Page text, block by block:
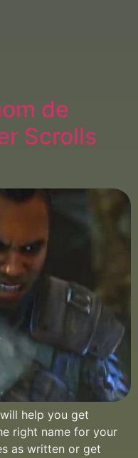
de
Scrolls
help you get
right name for your
as written or get